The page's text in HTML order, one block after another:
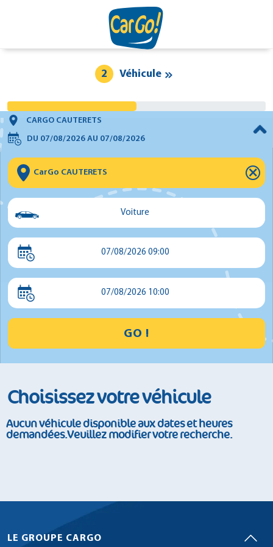
2 Véhicule
CARGO CAUTERETS
DU 07/08/2026 AU 07/08/2026
⨯
Voiture
07/08/2026 09:00
07/08/2026 10:00
GO !
Choisissez votre véhicule
Aucun véhicule disponible aux dates et heures
demandées.Veuillez modifier votre recherche.
LE GROUPE CARGO